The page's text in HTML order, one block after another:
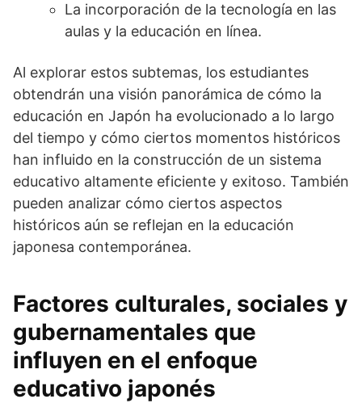
La incorporación de la tecnología en las
aulas y la educación en línea.
Al explorar estos subtemas, los estudiantes
obtendrán una visión panorámica de cómo la
educación en Japón ha evolucionado a lo largo
del tiempo y cómo ciertos momentos históricos
han influido en la construcción de un sistema
educativo altamente eficiente y exitoso. También
pueden analizar cómo ciertos aspectos
históricos aún se reflejan en la educación
japonesa contemporánea.
Factores culturales, sociales y
gubernamentales que
influyen en el enfoque
educativo japonés